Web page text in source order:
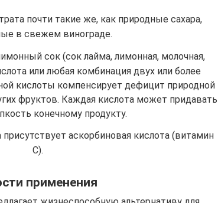
почти такие же, как природные сахара,
в свежем винограде.
сок (сок лайма, лимонная, молочная,
или любая комбинация двух или более
кислоты компенсирует дефицит природной
фруктов. Каждая кислота может придавать
конечному продукту.
аскорбиновая кислота (витамин
С).
применения